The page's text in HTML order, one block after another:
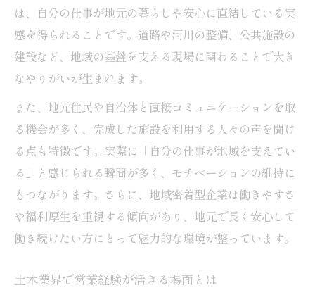
は、自分の仕事が地元の暮らしや安心に直結している実
感を得られることです。道路や河川の整備、公共施設の
建設など、地域の基盤を支える現場に関わることで大き
なやりがいが生まれます。
また、地元住民や自治体と直接コミュニケーションを取
る機会が多く、完成した施設を利用する人々の声を聞け
る点も特徴です。実際に「自分の仕事が地域を支えてい
る」と感じられる瞬間が多く、モチベーションの維持に
もつながります。さらに、地域密着型企業は働きやすさ
や福利厚生を重視する傾向があり、地元で長く安心して
働き続けたい方にとって魅力的な環境が整っています。
土木業界で営業経験が活きる場面とは